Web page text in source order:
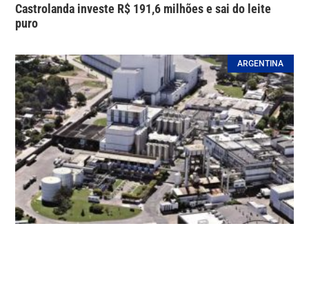
Castrolanda investe R$ 191,6 milhões e sai do leite
puro
ARGENTINA